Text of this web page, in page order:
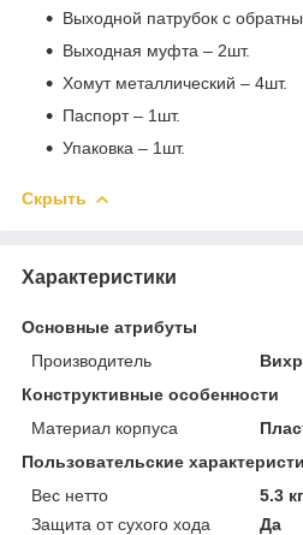
Выходной патрубок с
Выходная муфта – 2шт.
Хомут металлический – 4шт.
Паспорт – 1шт.
Упаковка – 1шт.
Скрыть
Характеристики
Основные атрибуты
Производитель
Конструктивные особенности
Материал корпуса
Пользовательские
Вес нетто
5.3 кг
Защита от сухого хода
Да